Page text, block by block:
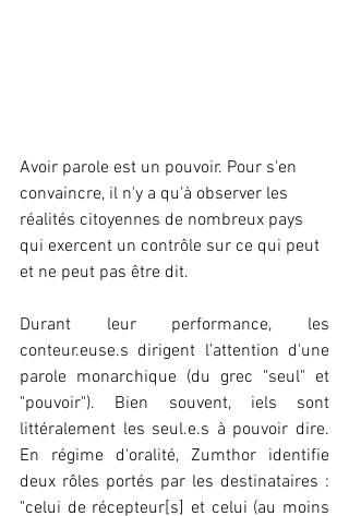
Avoir parole est un pouvoir. Pour s'en
convaincre, il n'y a qu'à observer les
réalités citoyennes de nombreux pays
qui exercent un contrôle sur ce qui peut
et ne peut pas être dit.
Durant leur performance, les
conteur.euse.s dirigent l’attention d'une
parole monarchique (du grec "seul" et
"pouvoir"). Bien souvent, iels sont
littéralement les seul.e.s à pouvoir dire.
En régime d'oralité, Zumthor identifie
deux rôles portés par les destinataires :
"celui de récepteur[s] et celui (au moins